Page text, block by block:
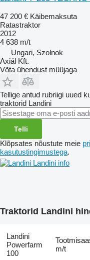
47 200 € Käibemaksuta
Ratastraktor
2012
4 638 m/t
Ungari, Szolnok
Axiál Kft.
Võta ühendust müüjaga
Tellige antud rubriigi uued
traktorid Landini
Telli
Klõpsates nõustute meie
kasutustingimustega.
Landini info
Traktorid Landini
Landini
Powerfarm
100
m/t